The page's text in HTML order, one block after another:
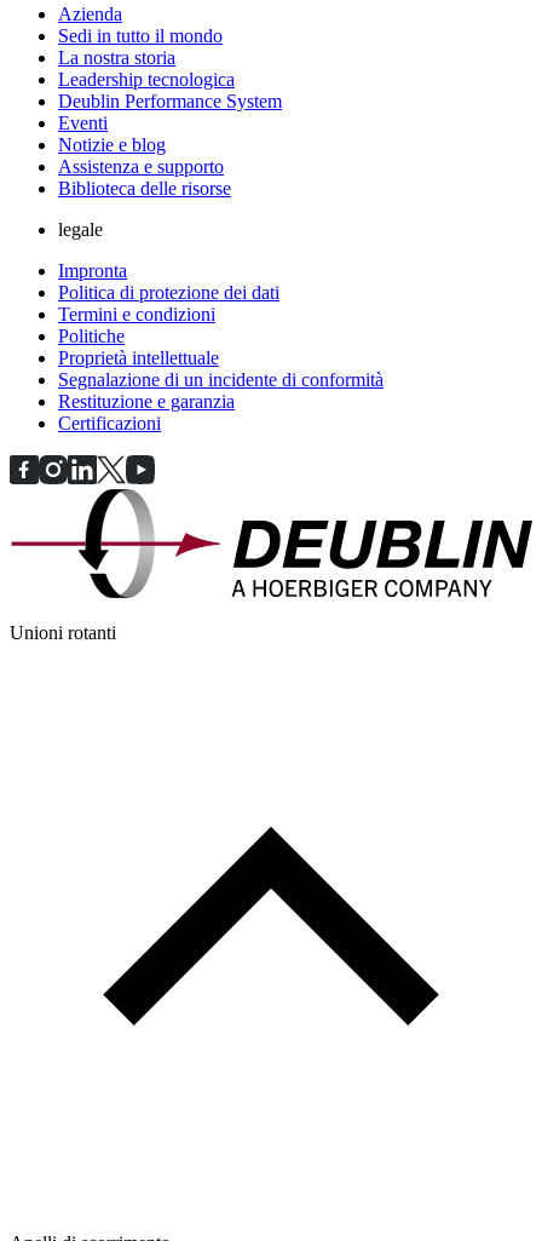
Azienda
Sedi in tutto il mondo
La nostra storia
Leadership tecnologica
Deublin Performance System
Eventi
Notizie e blog
Assistenza e supporto
Biblioteca delle risorse
legale
Impronta
Politica di protezione dei dati
Termini e condizioni
Politiche
Proprietà intellettuale
Segnalazione di un incidente di conformità
Restituzione e garanzia
Certificazioni
Unioni rotanti